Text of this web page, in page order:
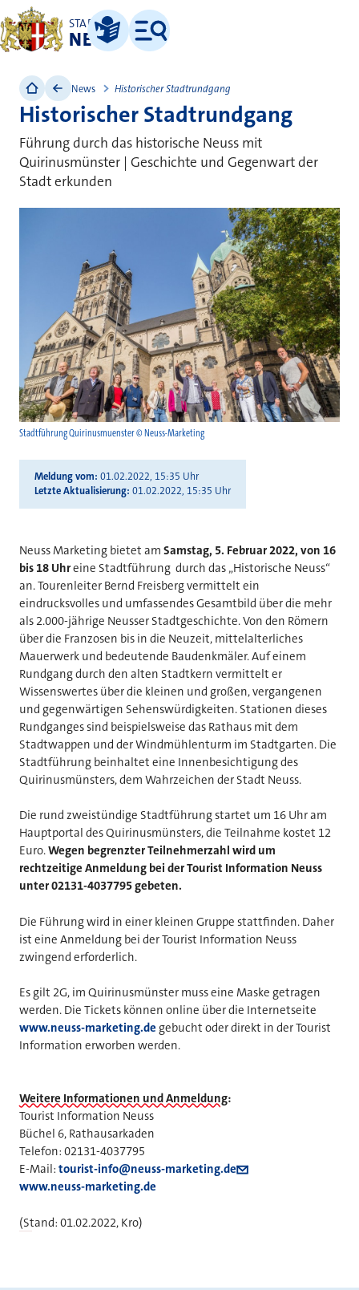
STADT
NEUSS
Leichte Sprache
Menü
Stadtführung Quirinusmuenster © Neuss-Marketing
News Historischer Stadtrundgang
Historischer Stadtrundgang
Führung durch das historische Neuss mit
Quirinusmünster | Geschichte und Gegenwart der
Stadt erkunden
Meldung vom 01.02.2022, 15:35 Uhr
Letzte Aktualisierung 01.02.2022, 15:35 Uhr
Neuss Marketing bietet am Samstag, 5. Februar 2022, von 16
bis 18 Uhreine Stadtführung durch das „Historische Neuss“
an. Tourenleiter Bernd Freisberg vermittelt ein
eindrucksvolles und umfassendes Gesamtbild über die mehr
als 2.000-jährige Neusser Stadtgeschichte. Von den Römern
über die Franzosen bis in die Neuzeit, mittelalterliches
Mauerwerk und bedeutende Baudenkmäler. Auf einem
Rundgang durch den alten Stadtkern vermittelt er
Wissenswertes über die kleinen und großen, vergangenen
und gegenwärtigen Sehenswürdigkeiten. Stationen dieses
Rundganges sind beispielsweise das Rathaus mit dem
Stadtwappen und der Windmühlenturm im Stadtgarten. Die
Stadtführung beinhaltet eine Innenbesichtigung des
Quirinusmünsters, dem Wahrzeichen der Stadt Neuss.
Die rund zweistündige Stadtführung startet um 16 Uhr am
Hauptportal des Quirinusmünsters, die Teilnahme kostet 12
Euro.Wegen begrenzter Teilnehmerzahl wird um
rechtzeitige Anmeldung bei der Tourist Information Neuss
unter 02131-4037795 gebeten.
Die Führung wird in einer kleinen Gruppe stattfinden. Daher
ist eine Anmeldung bei der Tourist Information Neuss
zwingend erforderlich.
Es gilt 2G, im Quirinusmünster muss eine Maske getragen
werden. Die Tickets können online über die Internetseite
www.neuss-marketing.de gebucht oder direkt in der Tourist
Information erworben werden.
Weitere Informationen und Anmeldung:
Tourist Information Neuss
Büchel 6, Rathausarkaden
Telefon: 02131-4037795
E-Mail: tourist-info@neuss-marketing.de
www.neuss-marketing.de
(Stand: 01.02.2022, Kro)